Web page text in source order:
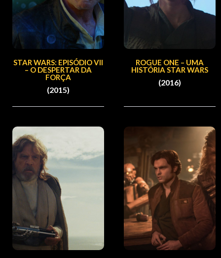
STAR WARS: EPISÓDIO VII
– O DESPERTAR DA
FORÇA
(2015)
ROGUE ONE – UMA
HISTÓRIA STAR WARS
(2016)